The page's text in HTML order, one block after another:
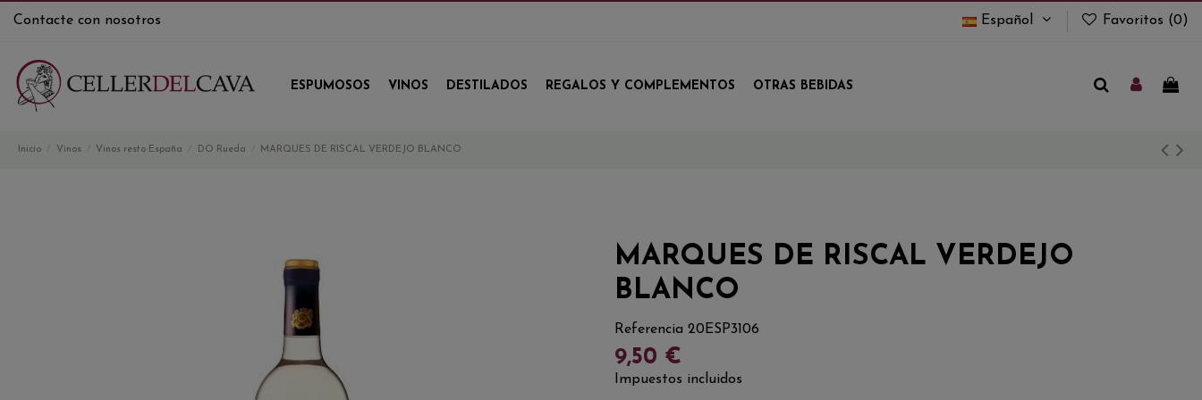
Contacte con nosotros Español Favoritos (0)
ESPUMOSOS VINOS DESTILADOS REGALOS Y COMPLEMENTOS OTRAS BEBIDAS
Inicio Vinos Vinos resto España DO Rueda MARQUES DE RISCAL VERDEJO BLANCO
MARQUES DE RISCAL VERDEJO
BLANCO
Referencia 20ESP3106
9,50 €
Impuestos incluidos